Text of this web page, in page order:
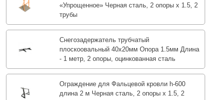
«Упрощенное» Черная сталь, 2 опоры х 1.5, 2
трубы
Снегозадержатель трубчатый
плоскоовальный 40х20мм Опора 1.5мм Длина
- 1 метр, 2 опоры, оцинкованная сталь
Ограждение для Фальцевой кровли h-600
длина 2 м Черная сталь, 2 опоры х 1.5, 2